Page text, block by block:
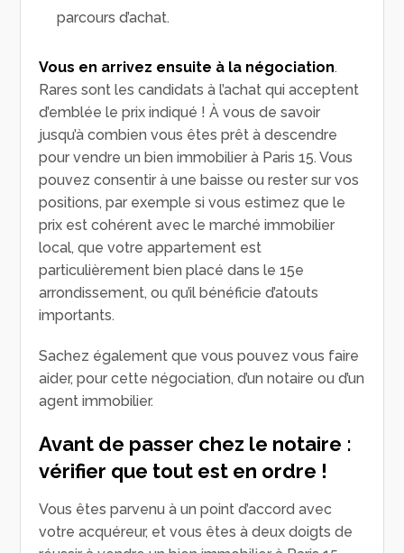
parcours d’achat.
Vous en arrivez ensuite à la négociation.
Rares sont les candidats à l’achat qui acceptent
d’emblée le prix indiqué ! À vous de savoir
jusqu’à combien vous êtes prêt à descendre
pour vendre un bien immobilier à Paris 15. Vous
pouvez consentir à une baisse ou rester sur vos
positions, par exemple si vous estimez que le
prix est cohérent avec le marché immobilier
local, que votre appartement est
particulièrement bien placé dans le 15e
arrondissement, ou qu’il bénéficie d’atouts
importants.
Sachez également que vous pouvez vous faire
aider, pour cette négociation, d’un notaire ou d’un
agent immobilier.
Avant de passer chez le notaire :
vérifier que tout est en ordre !
Vous êtes parvenu à un point d’accord avec
votre acquéreur, et vous êtes à deux doigts de